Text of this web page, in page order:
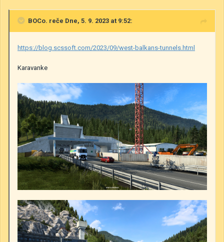
BOCo. reče Dne, 5. 9. 2023 at 9:52:
https://blog.scssoft.com/2023/09/west-balkans-tunnels.html
Karavanke